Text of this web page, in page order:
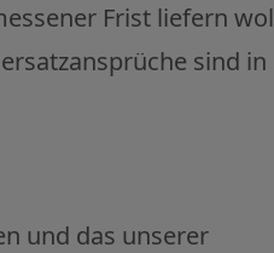
Frist liefern
sind in
und das unserer